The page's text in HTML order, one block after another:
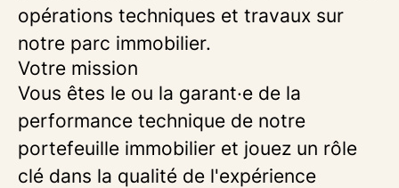
opérations techniques et travaux sur
notre parc immobilier.
Votre mission
Vous êtes le ou la garant·e de la
performance technique de notre
portefeuille immobilier et jouez un rôle
clé dans la qualité de l'expérience